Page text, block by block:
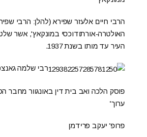
הרבי חיים אלעזר שפירא (להלן: הרבי
האולטרה-אורתודוכסי במונקאץ', אשר
העיר עד מותו בשנת 1937.
רבי שלמה
פוסק הלכה ואב בית דין באונגוור מחבר
ערוך'
פרופ' יעקב פרידמן